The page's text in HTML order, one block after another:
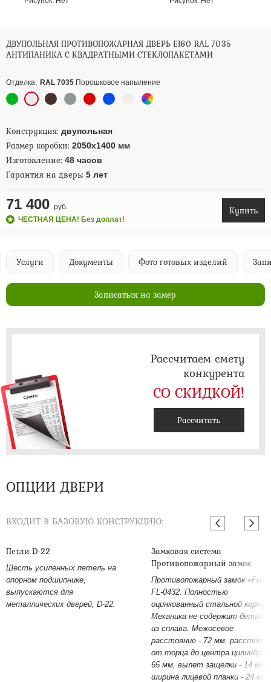
ДВУПОЛЬНАЯ ПРОТИВОПОЖАРНАЯ ДВЕРЬ EI60 RAL 7035
АНТИПАНИКА С КВАДРАТНЫМИ СТЕКЛОПАКЕТАМИ
Отделка: RAL 7035 Порошковое напыление
Конструкция: двупольная
Размер коробки: 2050х1400 мм
Изготовление: 48 часов
Гарантия на дверь: 5 лет
71 400 руб.
ЧЕСТНАЯ ЦЕНА! Без доплат!
Купить
Услуги Документы Фото готовых изделий
Записаться на замер
Рассчитаем смету
конкурента
СО СКИДКОЙ!
Рассчитать
ОПЦИИ ДВЕРИ
ВХОДИТ В БАЗОВУЮ КОНСТРУКЦИЮ:
Петли D-22
Шесть усиленных петель на
опорном подшипнике,
выпускаются для
металлических дверей, D-22.
Замковая система
Противопожарный замок
Противопожарный замок
FL-0432. Полностью
оцинкованный стальной корпус.
Механика не содержит деталей
из сплава. Межосевое
расстояние - 72 мм,
от торца до центра цилиндра -
65 мм, вылет защелки - 14 мм,
ширина лицевой планки - 24 мм.